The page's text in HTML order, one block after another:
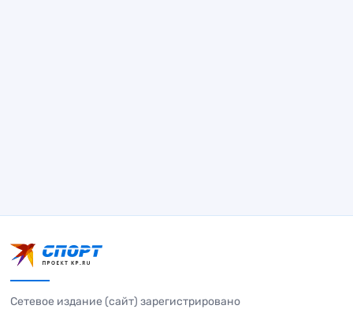
Сетевое издание (сайт) зарегистрировано